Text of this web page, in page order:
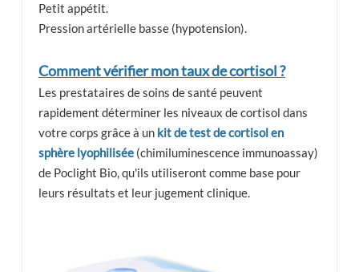
Petit appétit.
Pression artérielle basse (hypotension).
Comment vérifier mon taux de cortisol ?
Les prestataires de soins de santé peuvent
rapidement déterminer les niveaux de cortisol dans
votre corps grâce à un kit de test de cortisol en
sphère lyophilisée(chimiluminescence immunoassay)
de Poclight Bio, qu'ils utiliseront comme base pour
leurs résultats et leur jugement clinique.